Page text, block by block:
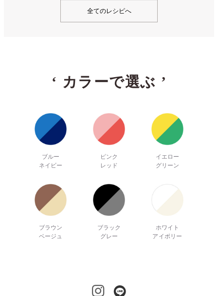
全てのレシピへ
‘ カラーで選ぶ ’
ブルー
ネイビー
ピンク
レッド
イエロー
グリーン
ブラウン
ベージュ
ブラック
グレー
ホワイト
アイボリー